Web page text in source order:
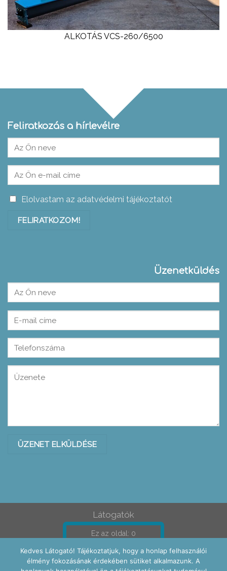
ALKOTÁS VCS-260/6500
Feliratkozás a hírlevélre
Elolvastam az adatvédelmi tájékoztatót
Üzenetküldés
Please leave this field empty.
Please leave this field empty.
Látogatók
Ez az oldal: 0
Kedves Látogató! Tájékoztatjuk, hogy a honlap felhasználói
élmény fokozásának érdekében sütiket alkalmazunk. A